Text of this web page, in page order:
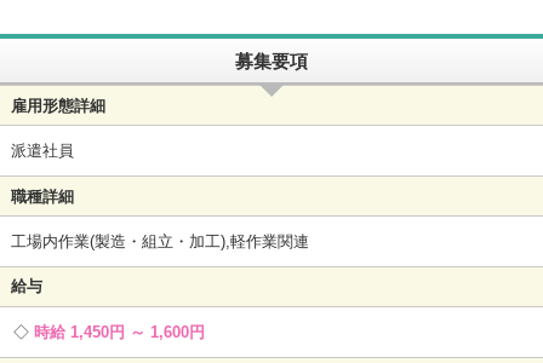
募集要項
雇用形態詳細
派遣社員
職種詳細
工場内作業(製造・組立・加工),軽作業関連
給与
時給 1,450円 ～ 1,600円